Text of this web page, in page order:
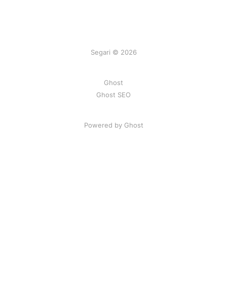
Segari © 2026
Ghost
Ghost SEO
Powered by Ghost